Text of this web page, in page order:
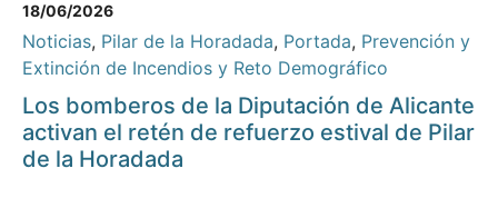
18/06/2026
Noticias, Pilar de la Horadada, Portada, Prevención y
Extinción de Incendios y Reto Demográfico
Los bomberos de la Diputación de Alicante
activan el retén de refuerzo estival de Pilar
de la Horadada